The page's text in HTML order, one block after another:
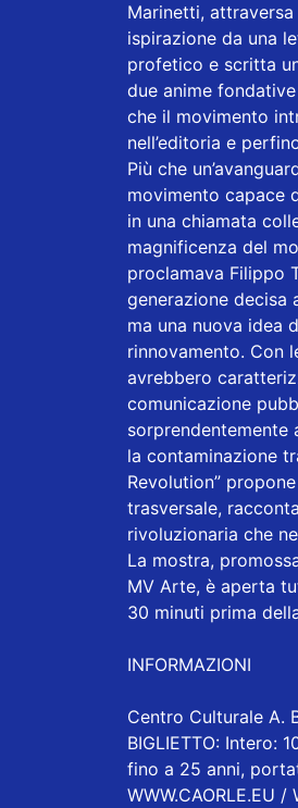
Marinetti,
ispirazione da una
profetico e scritta
due anime
che il movimento
nell’editoria e
Più che
movimento capace
in una chiamata
magnificenza del
proclamava Filippo
generazione decisa
ma una nuova idea
rinnovamento. Con
avrebbero
comunicazione
la contaminazione
Revolution”
trasversale,
rivoluzionaria che
La mostra,
MV Arte, è aperta
30 minuti prima
INFORMAZIONI
Centro Culturale A.
BIGLIETTO: Intero:
fino a 25 anni,
WWW.CAORLE.EU /